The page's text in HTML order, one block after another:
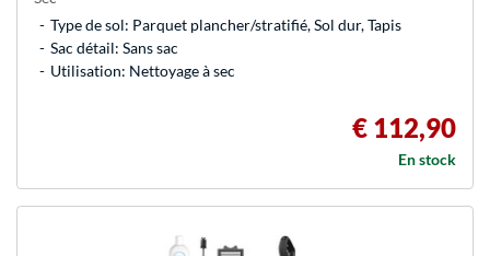
Type de sol: Parquet plancher/stratifié, Sol dur, Tapis
Sac détail: Sans sac
Utilisation: Nettoyage à sec
€ 112,90
En stock